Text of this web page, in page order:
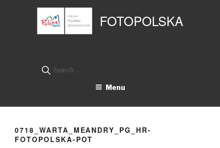
FOTOPOLSKA
Search
Menu
0718_WARTA_MEANDRY_PG_HR-
FOTOPOLSKA-POT
Panel zarządzania plikami cookies